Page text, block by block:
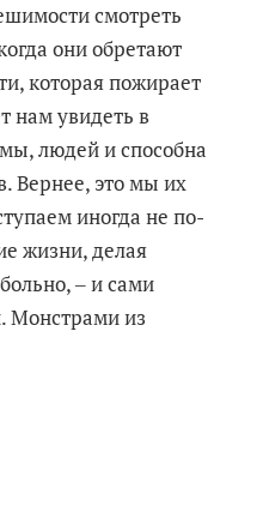
смотреть
они обретают
которая пожирает
нам увидеть в
людей и способна
Вернее, это мы их
иногда не по-
жизни, делая
‒ и сами
Монстрами из